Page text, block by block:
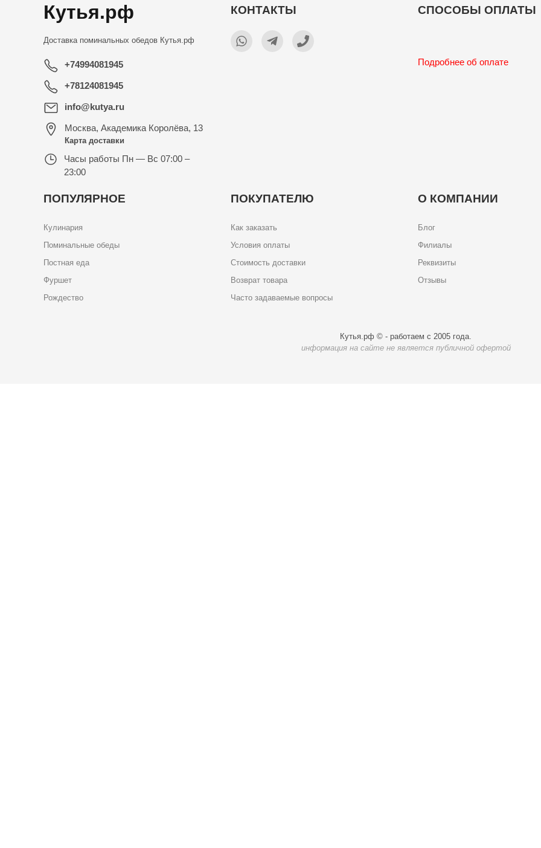
Кутья.рф
Доставка поминальных обедов Кутья.рф
+74994081945
+78124081945
info@kutya.ru
Москва, Академика Королёва, 13
Карта доставки
Часы работы Пн — Вс 07:00 –
23:00
КОНТАКТЫ СПОСОБЫ ОПЛАТЫ
Подробнее об оплате
ПОПУЛЯРНОЕ
Кулинария
Поминальные обеды
Постная еда
Фуршет
Рождество
ПОКУПАТЕЛЮ
Как заказать
Условия оплаты
Стоимость доставки
Возврат товара
Часто задаваемые вопросы
О КОМПАНИИ
Блог
Филиалы
Реквизиты
Отзывы
Кутья.рф © - работаем с 2005 года.
информация на сайте не является публичной офертой